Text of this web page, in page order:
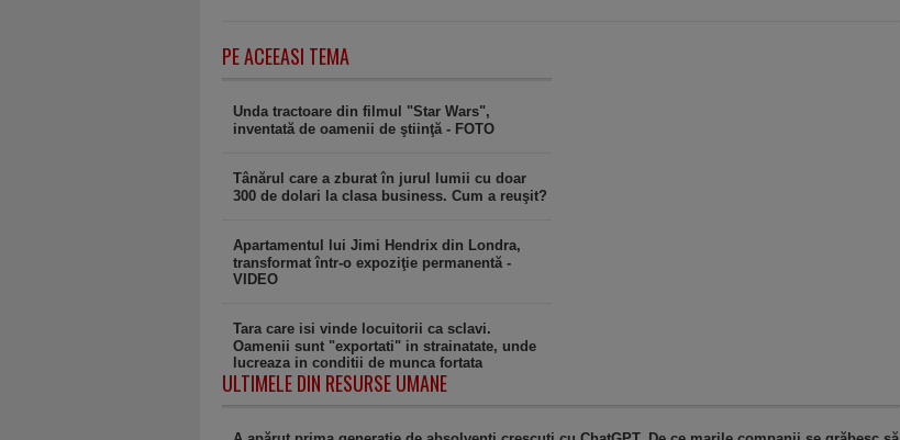
PE ACEEASI TEMA
Unda tractoare din filmul "Star Wars",
inventată de oamenii de ştiinţă - FOTO
Tânărul care a zburat în jurul lumii cu doar
300 de dolari la clasa business. Cum a reuşit?
Apartamentul lui Jimi Hendrix din Londra,
transformat într-o expoziţie permanentă -
VIDEO
Tara care isi vinde locuitorii ca sclavi.
Oamenii sunt "exportati" in strainatate, unde
lucreaza in conditii de munca fortata
ULTIMELE DIN RESURSE UMANE